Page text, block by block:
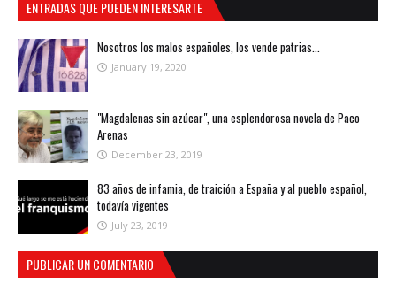
ENTRADAS QUE PUEDEN INTERESARTE
Nosotros los malos españoles, los vende patrias...
January 19, 2020
"Magdalenas sin azúcar", una esplendorosa novela de Paco
Arenas
December 23, 2019
83 años de infamia, de traición a España y al pueblo español,
todavía vigentes
July 23, 2019
PUBLICAR UN COMENTARIO